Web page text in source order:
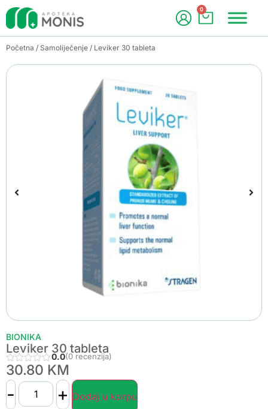
0
Početna / Samoliječenje / Leviker 30 tableta
BIONIKA
Leviker 30 tableta
0.0(0 recenzija)
30.80 KM
- + Dodaj u korpu